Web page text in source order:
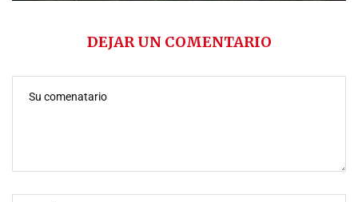
DEJAR UN COMENTARIO